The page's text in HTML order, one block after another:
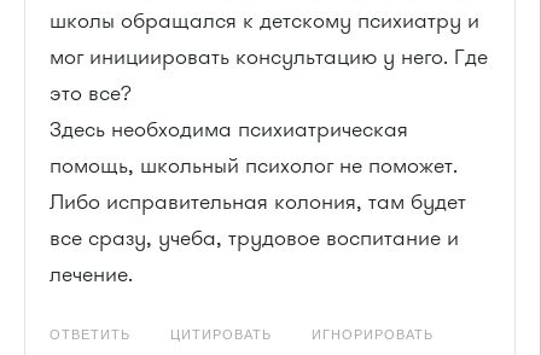
школы обращался к детскому психиатру и
мог инициировать консультацию у него. Где
это все?
Здесь необходима психиатрическая
помощь, школьный психолог не поможет.
Либо исправительная колония, там будет
все сразу, учеба, трудовое воспитание и
лечение.
ОТВЕТИТЬ ЦИТИРОВАТЬ ИГНОРИРОВАТЬ